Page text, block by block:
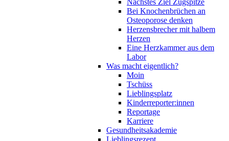
Nächstes Ziel Zugspitze
Bei Knochenbrüchen an
Osteoporose denken
Herzensbrecher mit halbem
Herzen
Eine Herzkammer aus dem
Labor
Was macht eigentlich?
Moin
Tschüss
Lieblingsplatz
Kinderreporter:innen
Reportage
Karriere
Gesundheitsakademie
Lieblingsrezept